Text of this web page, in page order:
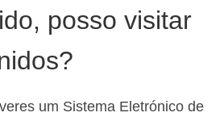
posso visitar
um Sistema Eletrónico de